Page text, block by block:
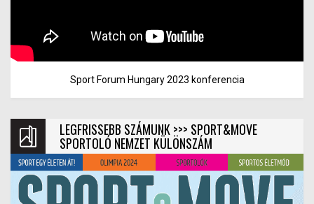
Sport Forum Hungary 2023 konferencia
LEGFRISSEBB SZÁMUNK >>> SPORT&MOVE
SPORTOLÓ NEMZET KÜLÖNSZÁM